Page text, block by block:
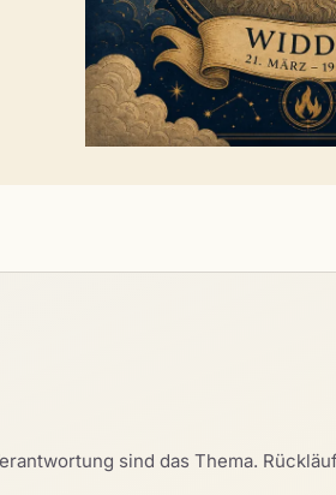
sind das Thema.